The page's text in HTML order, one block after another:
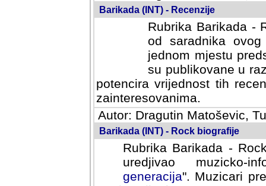
Barikada (INT) - Recenzije
Rubrika Barikada -
od saradnika
jednom mjestu
su publikovane u
potencira vrijednost tih
zainteresovanima.
Autor: Dragutin Matoševic,
Barikada (INT) - Rock biografije
Rubrika Barikada -
uredjivao muzicko-
Muzicari predstavljeni u